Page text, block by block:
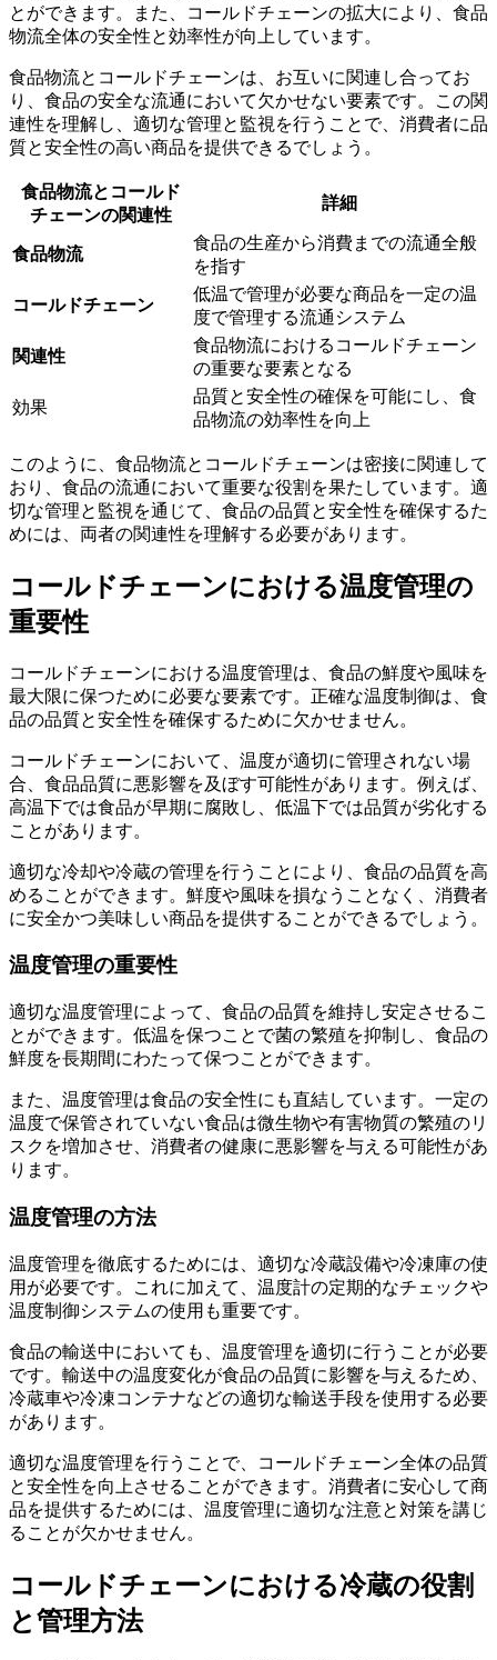
とができます。また、コールドチェーンの拡大により、食品
物流全体の安全性と効率性が向上しています。
食品物流とコールドチェーンは、お互いに関連し合ってお
り、食品の安全な流通において欠かせない要素です。この関
連性を理解し、適切な管理と監視を行うことで、消費者に品
質と安全性の高い商品を提供できるでしょう。
食品物流とコールド
チェーンの関連性
詳細
食品物流
食品の生産から消費までの流通全般
を指す
コールドチェーン
低温で管理が必要な商品を一定の温
度で管理する流通システム
関連性
食品物流におけるコールドチェーン
の重要な要素となる
効果
品質と安全性の確保を可能にし、食
品物流の効率性を向上
このように、食品物流とコールドチェーンは密接に関連して
おり、食品の流通において重要な役割を果たしています。適
切な管理と監視を通じて、食品の品質と安全性を確保するた
めには、両者の関連性を理解する必要があります。
コールドチェーンにおける温度管理の
重要性
コールドチェーンにおける温度管理は、食品の鮮度や風味を
最大限に保つために必要な要素です。正確な温度制御は、食
品の品質と安全性を確保するために欠かせません。
コールドチェーンにおいて、温度が適切に管理されない場
合、食品品質に悪影響を及ぼす可能性があります。例えば、
高温下では食品が早期に腐敗し、低温下では品質が劣化する
ことがあります。
適切な冷却や冷蔵の管理を行うことにより、食品の品質を高
めることができます。鮮度や風味を損なうことなく、消費者
に安全かつ美味しい商品を提供することができるでしょう。
温度管理の重要性
適切な温度管理によって、食品の品質を維持し安定させるこ
とができます。低温を保つことで菌の繁殖を抑制し、食品の
鮮度を長期間にわたって保つことができます。
また、温度管理は食品の安全性にも直結しています。一定の
温度で保管されていない食品は微生物や有害物質の繁殖のリ
スクを増加させ、消費者の健康に悪影響を与える可能性があ
ります。
温度管理の方法
温度管理を徹底するためには、適切な冷蔵設備や冷凍庫の使
用が必要です。これに加えて、温度計の定期的なチェックや
温度制御システムの使用も重要です。
食品の輸送中においても、温度管理を適切に行うことが必要
です。輸送中の温度変化が食品の品質に影響を与えるため、
冷蔵車や冷凍コンテナなどの適切な輸送手段を使用する必要
があります。
適切な温度管理を行うことで、コールドチェーン全体の品質
と安全性を向上させることができます。消費者に安心して商
品を提供するためには、温度管理に適切な注意と対策を講じ
ることが欠かせません。
コールドチェーンにおける冷蔵の役割
と管理方法